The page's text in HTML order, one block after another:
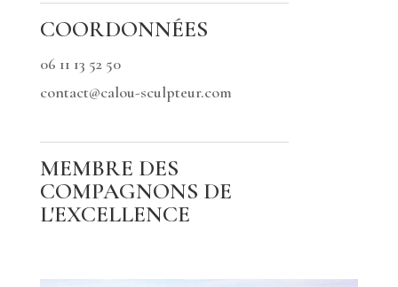
COORDONNÉES
06 11 13 52 50
contact@calou-sculpteur.com
MEMBRE DES
COMPAGNONS DE
L'EXCELLENCE